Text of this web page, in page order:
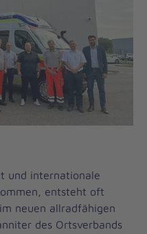
und internationale
entsteht oft
neuen allradfähigen
des Ortsverbands